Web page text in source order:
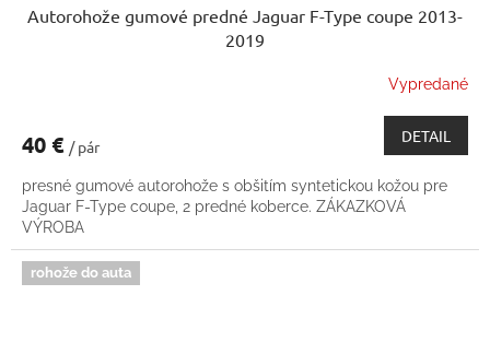
Autorohože gumové predné Jaguar F-Type coupe 2013-
2019
Vypredané
40 € / pár
DETAIL
presné gumové autorohože s obšitím syntetickou kožou pre
Jaguar F-Type coupe, 2 predné koberce. ZÁKAZKOVÁ
VÝROBA
rohože do auta